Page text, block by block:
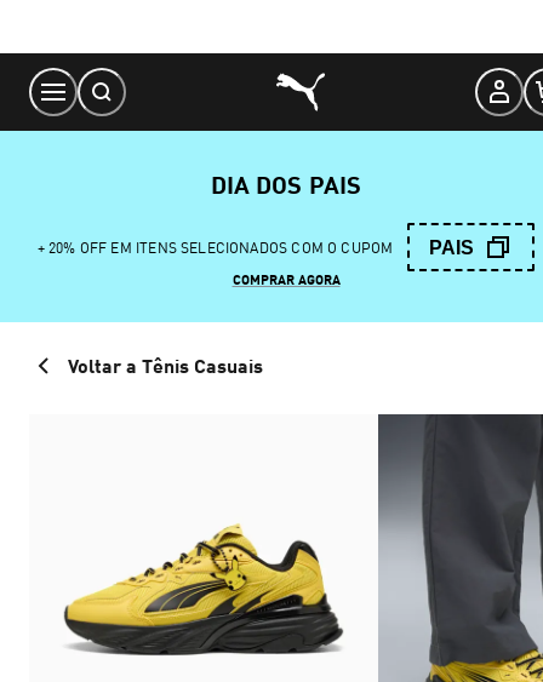
Content
DIA DOS PAIS
+ 20% OFF EM ITENS SELECIONADOS COM O CUPOM PAIS
COMPRAR AGORA
Voltar a Tênis Casuais